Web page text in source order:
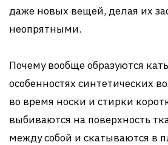
даже новых вещей, делая их
неопрятными.
Почему вообще образуются
особенностях синтетических
во время носки и стирки
выбиваются на поверхность
между собой и скатываются в